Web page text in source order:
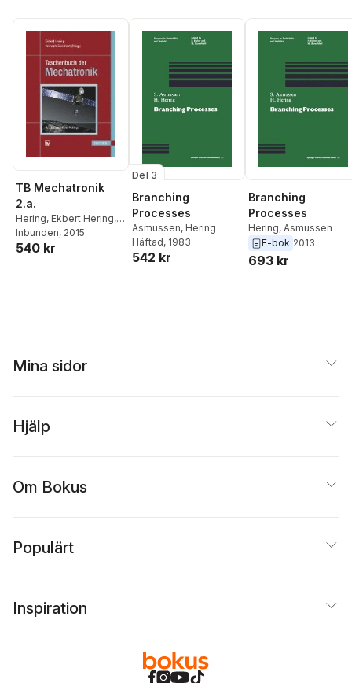
TB Mechatronik
2.a.
Hering, Ekbert Hering,
Heinrich Steinhart
Inbunden, 2015
540 kr
Del 3
Branching
Processes
Asmussen, Hering
Häftad, 1983
542 kr
Branching
Processes
Hering, Asmussen
E-bok 2013
693 kr
Mina sidor
Hjälp
Om Bokus
Populärt
Inspiration